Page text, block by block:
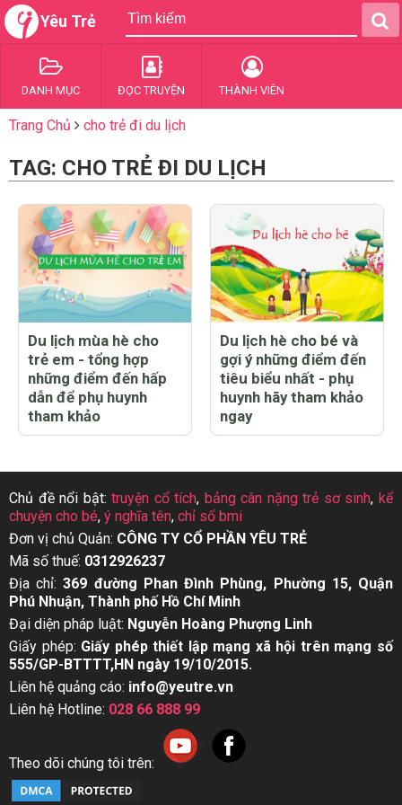
Yêu Trẻ
DANH MỤC ĐỌC TRUYỆN THÀNH VIÊN
Trang Chủ cho trẻ đi du lịch
TAG: CHO TRẺ ĐI DU LỊCH
Du lịch mùa hè cho
trẻ em - tổng hợp
những điểm đến hấp
dẫn để phụ huynh
tham khảo
Du lịch hè cho bé và
gợi ý những điểm đến
tiêu biểu nhất - phụ
huynh hãy tham khảo
ngay
Chủ đề nổi bật:truyện cổ tích, bảng cân nặng trẻ sơ sinh,kể
chuyện cho bé, ý nghĩa tên, chỉ số bmi
Đơn vị chủ Quản: CÔNG TY CỔ PHẦN YÊU TRẺ
Mã số thuế: 0312926237
Địa chỉ:369 đường Phan Đình Phùng, Phường 15, Quận
Phú Nhuận, Thành phố Hồ Chí Minh
Đại diện pháp luật: Nguyễn Hoàng Phượng Linh
Giấy phép: Giấy phép thiết lập mạng xã hội trên mạng số
555/GP-BTTTT,HN ngày 19/10/2015.
Liên hệ quảng cáo: info@yeutre.vn
Liên hệ Hotline: 028 66 888 99
Theo dõi chúng tôi trên: